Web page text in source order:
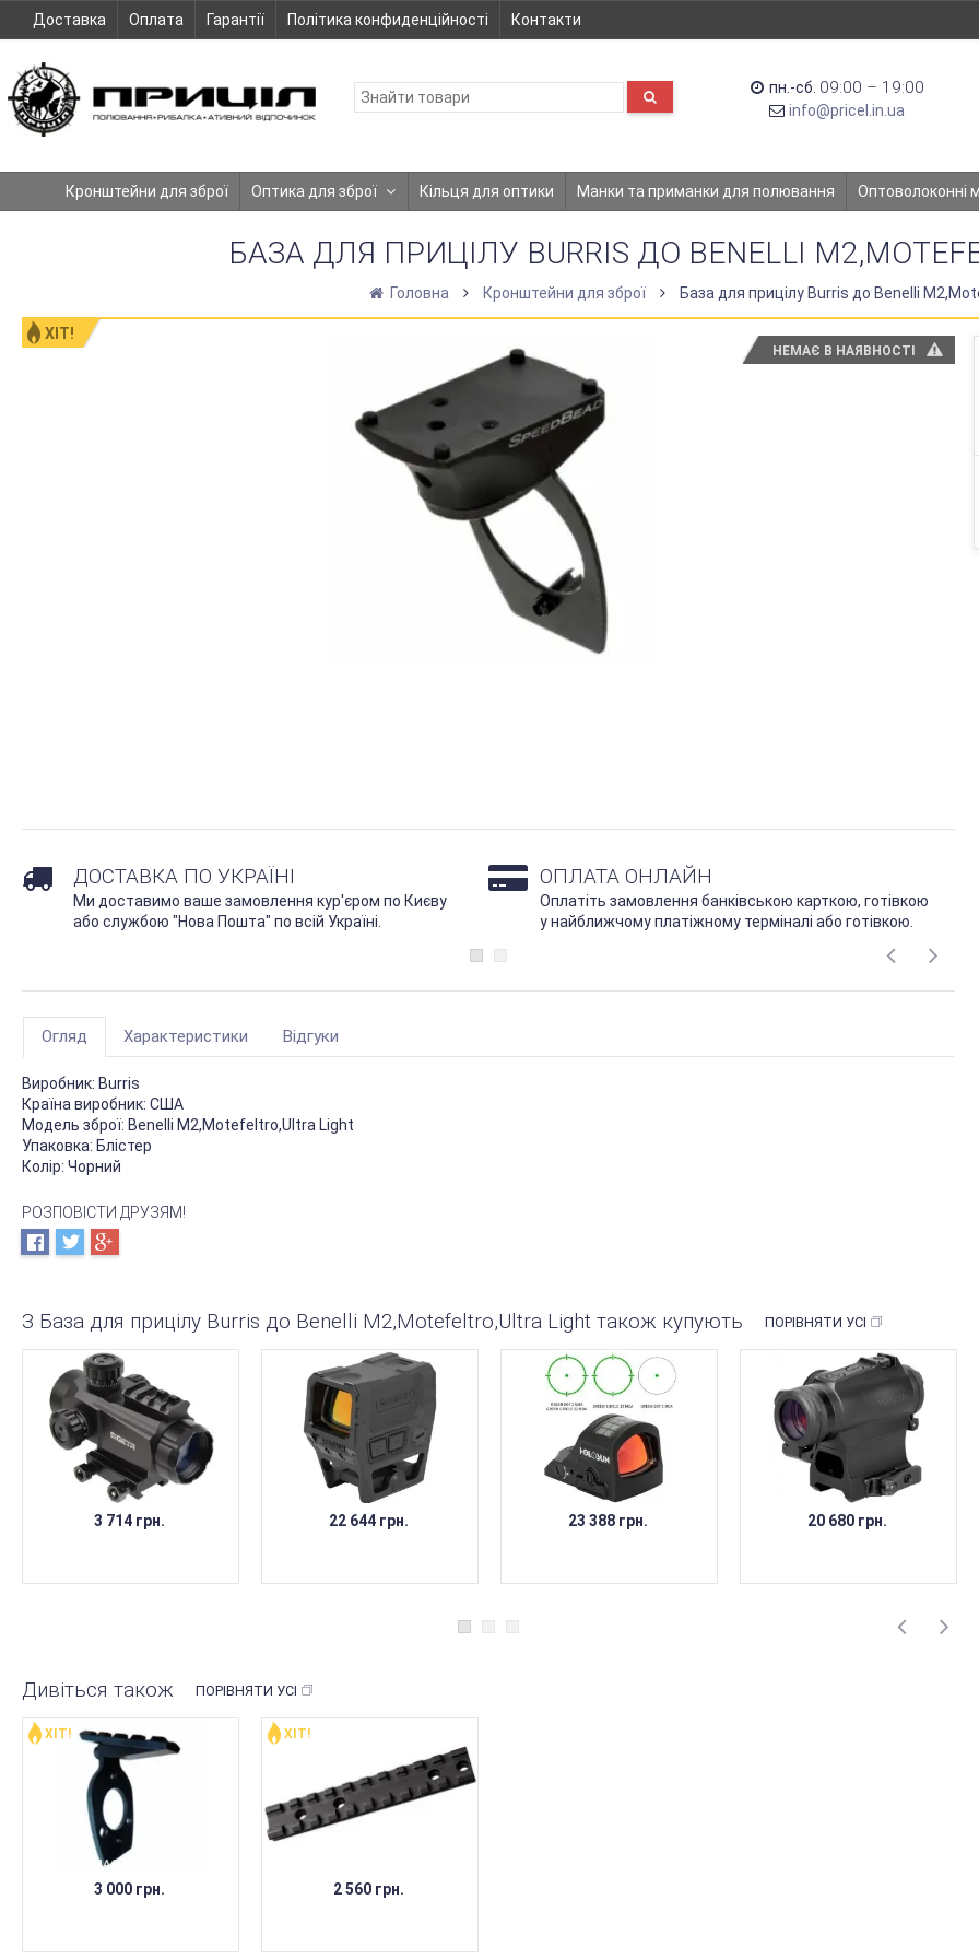
Доставка Оплата Гарантії Політика конфиденційності Контакти
пн.-сб. 09:00 – 19:00
info@pricel.in.ua
Кронштейни для зброї Оптика для зброї Кільця для оптики Манки та приманки для полювання Оптоволоконні
БАЗА ДЛЯ ПРИЦІЛУ BURRIS ДО BENELLI
Головна Кронштейни для зброї База для прицілу Burris до Benelli
ХІТ!
НЕМАЄ В НАЯВНОСТІ
ДОСТАВКА ПО УКРАЇНІ
Ми доставимо ваше замовлення кур'єром по Києву
або службою "Нова Пошта" по всій Україні.
ОПЛАТА ОНЛАЙН
Оплатіть замовлення банківською карткою, готівкою
у найближчому платіжному терміналі або готівкою.
Огляд Характеристики Відгуки
Виробник: Burris
Країна виробник: США
Модель зброї: Benelli M2,Motefeltro,Ultra Light
Упаковка: Блістер
Колір: Чорний
РОЗПОВІСТИ ДРУЗЯМ!
З База для прицілу Burris до Benelli M2,Motefeltro,Ultra Light також купують ПОРІВНЯТИ УСІ
3 714 грн. 22 644 грн. 23 388 грн. 20 680 грн.
Дивіться також ПОРІВНЯТИ УСІ
3 000 грн.
НЕМАЄ В НАЯВНОСТІ
ХІТ!
2 560 грн.
ХІТ!